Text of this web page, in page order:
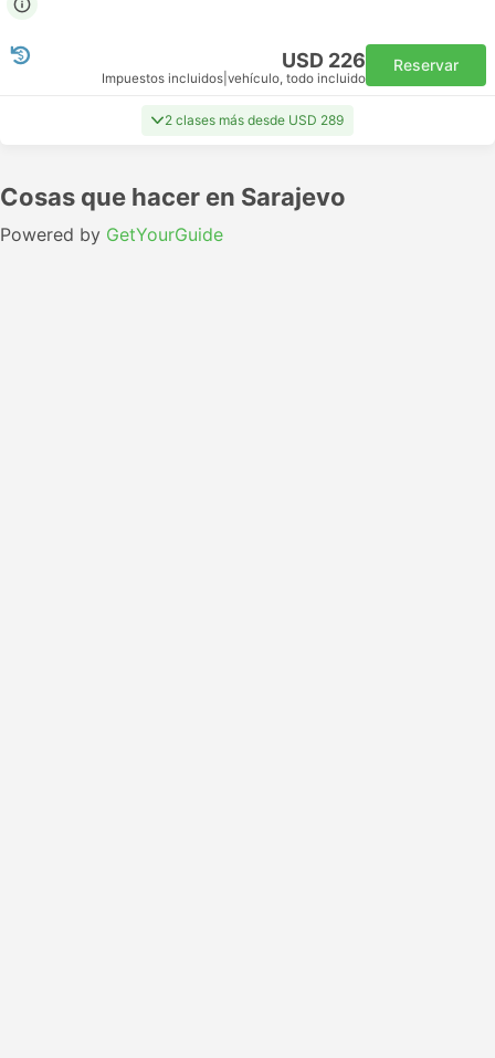
USD 226
Impuestos incluidos vehículo, todo incluido
Reservar
2 clases más desde USD 289
Cosas que hacer en Sarajevo
Powered by GetYourGuide